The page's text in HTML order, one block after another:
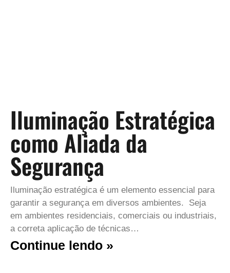
Iluminação Estratégica
como Aliada da
Segurança
Iluminação estratégica é um elemento essencial para
garantir a segurança em diversos ambientes. Seja
em ambientes residenciais, comerciais ou industriais,
a correta aplicação de técnicas…
Continue lendo »